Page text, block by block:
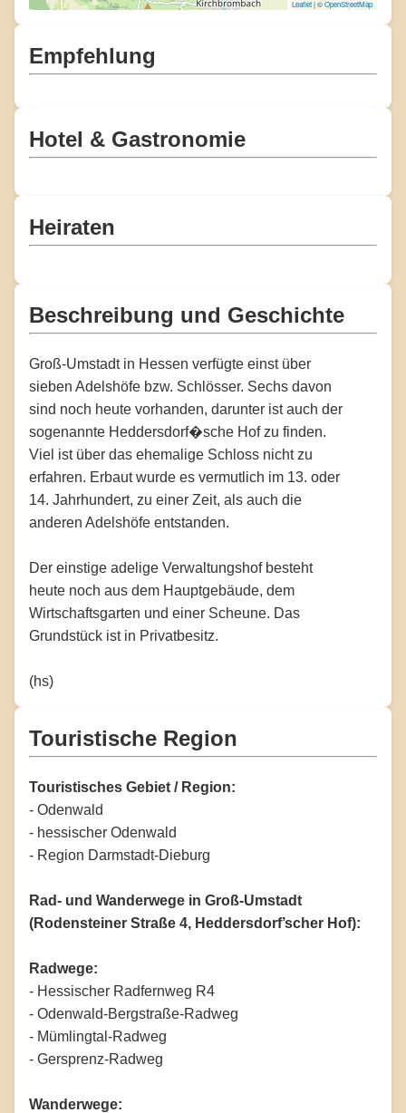
Leaflet| ©OpenStreetMap
Empfehlung
Hotel & Gastronomie
Heiraten
Beschreibung und Geschichte
Groß-Umstadt in Hessen verfügte einst über
sieben Adelshöfe bzw. Schlösser. Sechs davon
sind noch heute vorhanden, darunter ist auch der
sogenannte Heddersdorf�sche Hof zu finden.
Viel ist über das ehemalige Schloss nicht zu
erfahren. Erbaut wurde es vermutlich im 13. oder
14. Jahrhundert, zu einer Zeit, als auch die
anderen Adelshöfe entstanden.
Der einstige adelige Verwaltungshof besteht
heute noch aus dem Hauptgebäude, dem
Wirtschaftsgarten und einer Scheune. Das
Grundstück ist in Privatbesitz.
(hs)
Touristische Region
Touristisches Gebiet / Region:
- Odenwald
- hessischer Odenwald
- Region Darmstadt-Dieburg
Rad- und Wanderwege in Groß-Umstadt
(Rodensteiner Straße 4, Heddersdorf’scher Hof):
Radwege:
- Hessischer Radfernweg R4
- Odenwald-Bergstraße-Radweg
- Mümlingtal-Radweg
- Gersprenz-Radweg
Wanderwege: